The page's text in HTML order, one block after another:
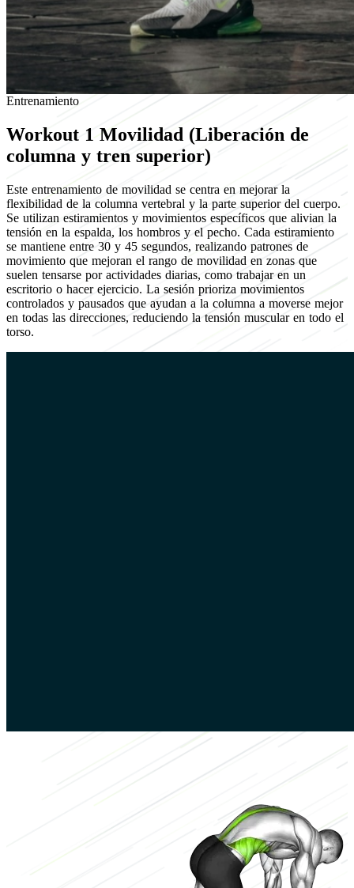
Entrenamiento
Workout 1 Movilidad (Liberación de
columna y tren superior)
Este entrenamiento de movilidad se centra en mejorar la
flexibilidad de la columna vertebral y la parte superior del cuerpo.
Se utilizan estiramientos y movimientos específicos que alivian la
tensión en la espalda, los hombros y el pecho. Cada estiramiento
se mantiene entre 30 y 45 segundos, realizando patrones de
movimiento que mejoran el rango de movilidad en zonas que
suelen tensarse por actividades diarias, como trabajar en un
escritorio o hacer ejercicio. La sesión prioriza movimientos
controlados y pausados que ayudan a la columna a moverse mejor
en todas las direcciones, reduciendo la tensión muscular en todo el
torso.